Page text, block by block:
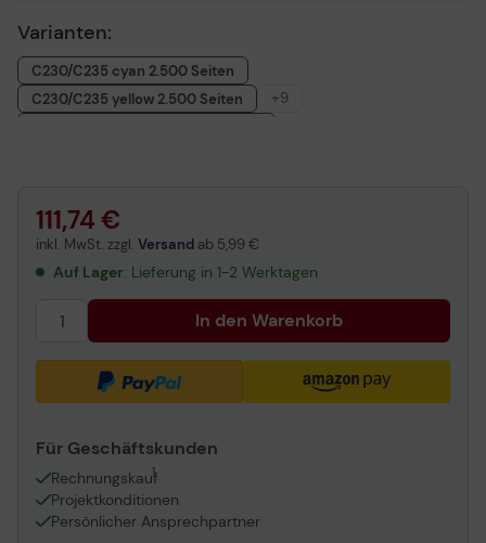
Varianten:
C230/C235 cyan 2.500 Seiten
C230/C235 yellow 2.500 Seiten
+9
C230/C235 cyan 1.500 Seiten
C230/C235 magenta 1.500 Seiten
C230/C235 yellow 1.500 Seiten
C230/C235 schwarz 1.500 Seiten
Xerox C230/C235 Multipack CMYK 6.000 Seiten
111,74 €
inkl. MwSt. zzgl. Versand ab 5,99 €
Auf Lager: Lieferung in 1-2 Werktagen
In den Warenkorb
Für Geschäftskunden
Rechnungskauf
1
Projektkonditionen
Persönlicher Ansprechpartner